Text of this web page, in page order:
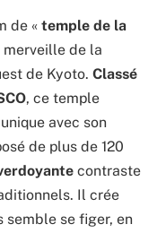
de « temple de la
merveille de la
de Kyoto. Classé
, ce temple
avec son
de plus de 120
contraste
Il crée
semble se figer, en